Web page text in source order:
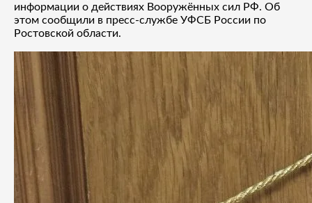
информации о действиях Вооружённых сил РФ. Об
этом сообщили в пресс-службе УФСБ России по
Ростовской области.